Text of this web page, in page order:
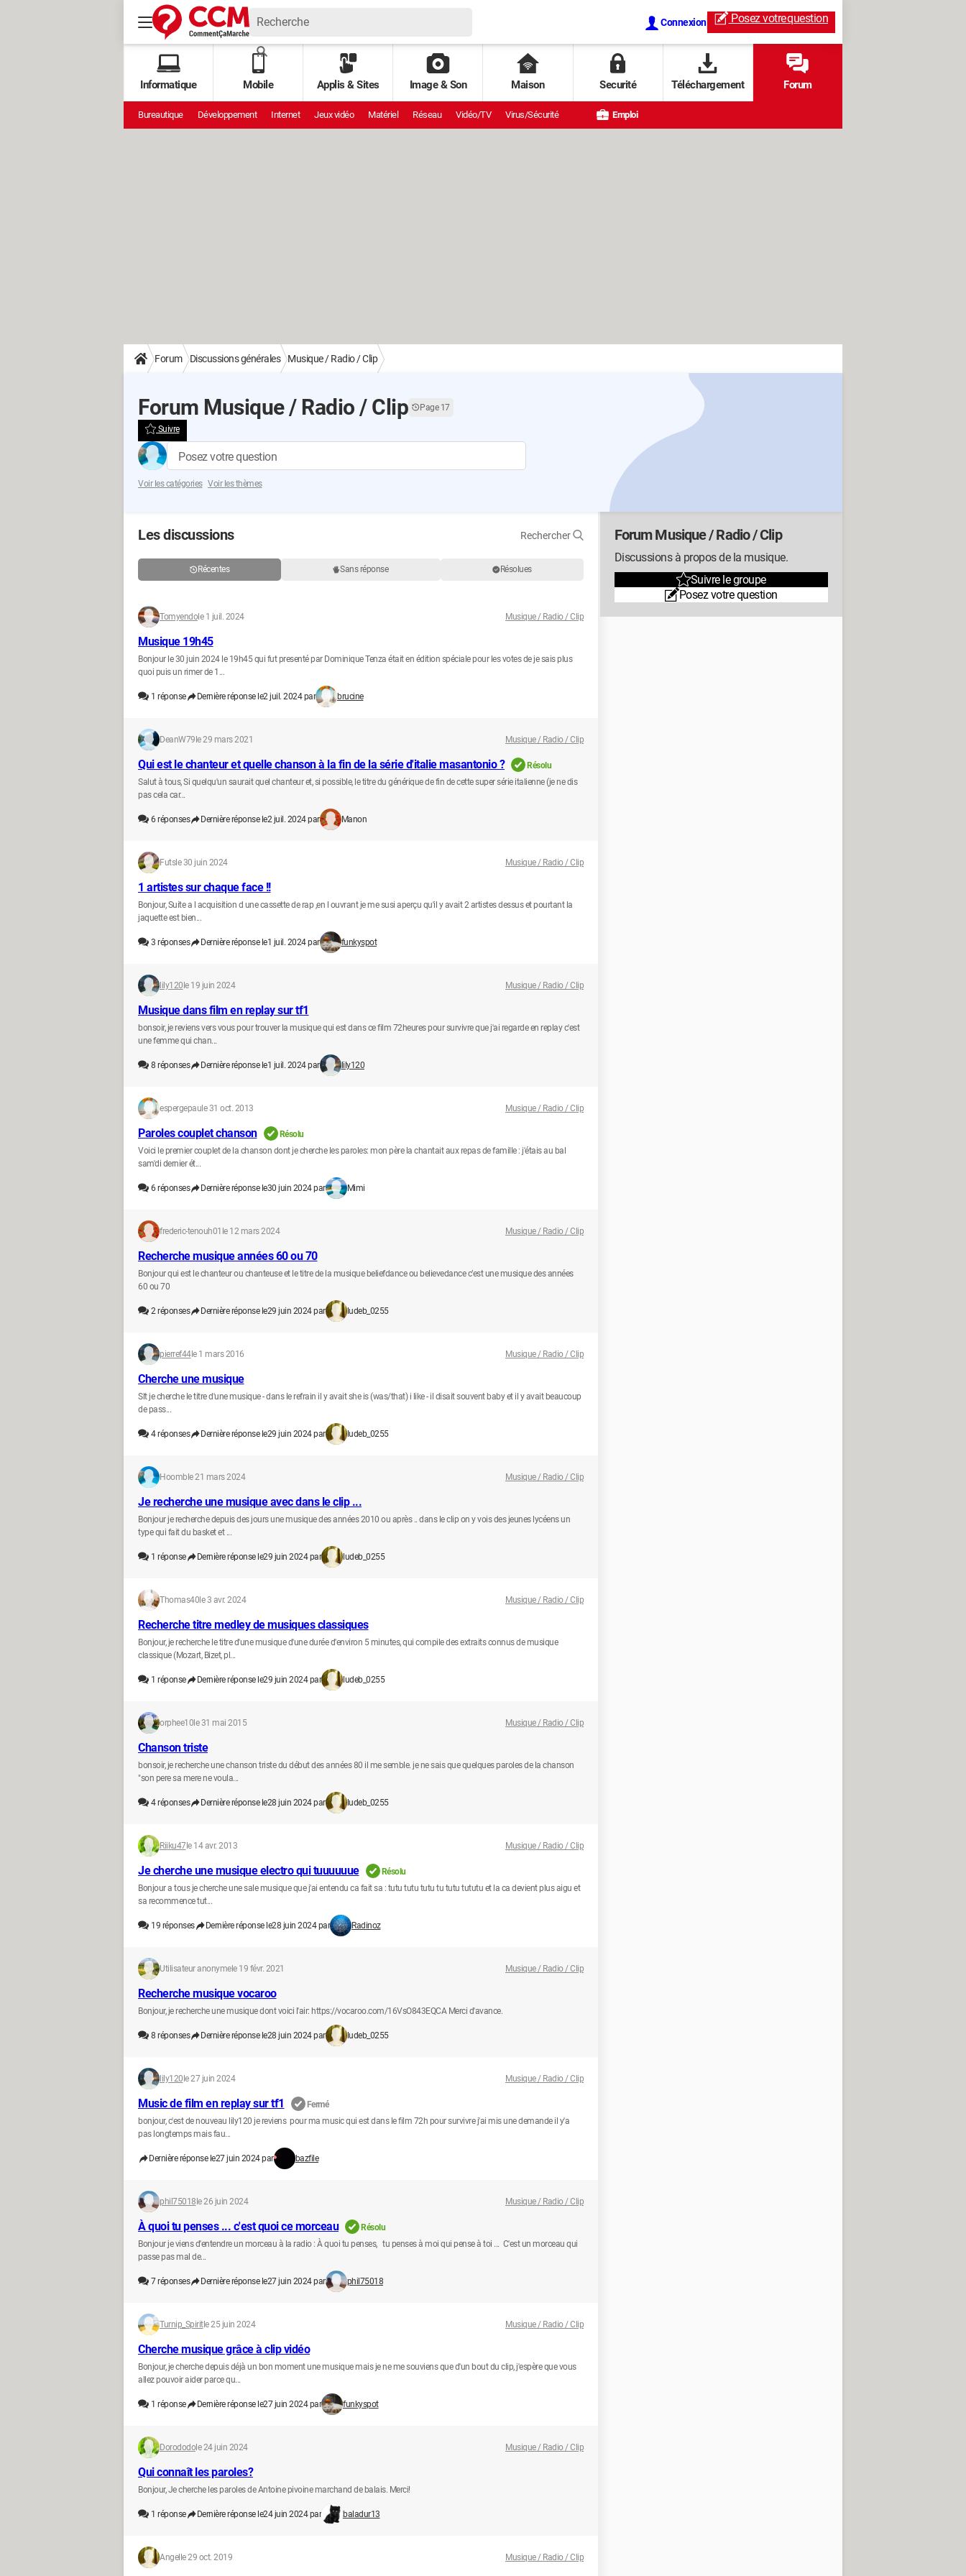
Connexion Posez votrequestion
Informatique Mobile Applis & Sites Image & Son Maison Securité Téléchargement Forum
Bureautique Développement Internet Jeux vidéo Matériel Réseau Vidéo/TV Virus/Sécurité Emploi
Forum Discussions générales Musique / Radio / Clip
Forum Musique / Radio / Clip Page 17
Suivre
Posez votre question
Voir les catégories Voir les thèmes
Les discussions Rechercher
Récentes Sans réponse Résolues
Tomyendole 1 juil. 2024 Musique / Radio / Clip
Musique 19h45
Bonjour le 30 juin 2024 le 19h45 qui fut presenté par Dominique Tenza était en édition spéciale pour les votes de je sais plus
quoi puis un rimer de 1...
1 réponse Dernière réponse le2 juil. 2024 par brucine
DeanW79 le 29 mars 2021 Musique / Radio / Clip
Qui est le chanteur et quelle chanson à la fin de la série d'italie masantonio ?
Résolu
Salut à tous, Si quelqu'un saurait quel chanteur et, si possible, le titre du générique de fin de cette super série italienne (je ne dis
pas cela car...
6 réponses Dernière réponse le2 juil. 2024 par Manon
Futsle 30 juin 2024 Musique / Radio / Clip
1 artistes sur chaque face !!
Bonjour, Suite a l acquisition d une cassette de rap ,en l ouvrant je me susi aperçu qu'il y avait 2 artistes dessus et pourtant la
jaquette est bien...
3 réponses Dernière réponse le1 juil. 2024 par funkyspot
lily120 le 19 juin 2024 Musique / Radio / Clip
Musique dans film en replay sur tf1
bonsoir, je reviens vers vous pour trouver la musique qui est dans ce film 72heures pour survivre que j'ai regarde en replay c'est
une femme qui chan...
8 réponses Dernière réponse le1 juil. 2024 par lily120
espergepau le 31 oct. 2013 Musique / Radio / Clip
Paroles couplet chanson
Résolu
Voici le premier couplet de la chanson dont je cherche les paroles: mon père la chantait aux repas de famille : j'étais au bal
sam'di dernier ét...
6 réponses Dernière réponse le30 juin 2024 par Mimi
frederic-tenouh01 le 12 mars 2024 Musique / Radio / Clip
Recherche musique années 60 ou 70
Bonjour qui est le chanteur ou chanteuse et le titre de la musique beliefdance ou believedance c’est une musique des années
60 ou 70
2réponses Dernière réponse le29 juin 2024 par ludeb_0255
pierref44le 1 mars 2016 Musique / Radio / Clip
Cherche une musique
Slt je cherche le titre d'une musique - dans le refrain il y avait she is (was/that) i like - il disait souvent baby et il y avait beaucoup
de pass...
4réponses Dernière réponse le29 juin 2024 par ludeb_0255
Hoomb le 21 mars 2024 Musique / Radio / Clip
Je recherche une musique avec dans le clip ...
Bonjour je recherche depuis des jours une musique des années 2010 ou après .. dans le clip on y vois des jeunes lycéens un
type qui fait du basket et ...
1 réponse Dernière réponse le29 juin 2024 par ludeb_0255
Thomas40 le 3 avr. 2024 Musique / Radio / Clip
Recherche titre medley de musiques classiques
Bonjour, je recherche le titre d'une musique d'une durée d'environ 5 minutes, qui compile des extraits connus de musique
classique (Mozart, Bizet, pl...
1 réponse Dernière réponse le29 juin 2024 par ludeb_0255
orphee10 le 31 mai 2015 Musique / Radio / Clip
Chanson triste
bonsoir, je recherche une chanson triste du début des années 80 il me semble. je ne sais que quelques paroles de la chanson
"son pere sa mere ne voula...
4réponses Dernière réponse le28 juin 2024 par ludeb_0255
Riiku47 le 14 avr. 2013 Musique / Radio / Clip
Je cherche une musique electro qui tuuuuuue
Résolu
Bonjour a tous je cherche une sale musique que j'ai entendu ca fait sa : tutu tutu tutu tu tutu tututu et la ca devient plus aigu et
sa recommence tut...
19 réponses Dernière réponse le28 juin 2024 par Radinoz
Utilisateur anonymele 19 févr. 2021 Musique / Radio / Clip
Recherche musique vocaroo
Bonjour, je recherche une musique dont voici l'air: https://vocaroo.com/16VsO843EQCA Merci d'avance.
8 réponses Dernière réponse le28 juin 2024 par ludeb_0255
lily120 le 27 juin 2024 Musique / Radio / Clip
Music de film en replay sur tf1
Fermé
bonjour, c'est de nouveau lily120 je reviens pour ma music qui est dans le film 72h pour survivre j'ai mis une demande il y'a
pas longtemps mais fau...
Dernière réponse le27 juin 2024 par bazfile
phil75018 le 26 juin 2024 Musique / Radio / Clip
À quoi tu penses ... c'est quoi ce morceau
Résolu
Bonjour je viens d'entendre un morceau à la radio : À quoi tu penses, tu penses à moi qui pense à toi ... C'est un morceau qui
passe pas mal de...
7réponses Dernière réponse le27 juin 2024 par phil75018
Turnip_Spiritle 25 juin 2024 Musique / Radio / Clip
Cherche musique grâce à clip vidéo
Bonjour, je cherche depuis déjà un bon moment une musique mais je ne me souviens que d'un bout du clip, j'espère que vous
allez pouvoir aider parce qu...
1 réponse Dernière réponse le27 juin 2024 par funkyspot
Dorododole 24 juin 2024 Musique / Radio / Clip
Qui connaît les paroles?
Bonjour, Je cherche les paroles de Antoine pivoine marchand de balais. Merci!
1 réponse Dernière réponse le24 juin 2024 par baladur13
Angel le 29 oct. 2019 Musique / Radio / Clip
Forum Musique / Radio / Clip
Discussions à propos de la musique.
Suivre le groupe
Posez votre question